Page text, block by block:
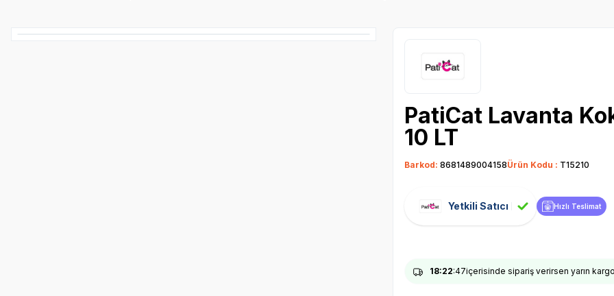
PatiCat Lavanta
10 LT
Barkod: 8681489004158Ürün Kodu : T15210
Yetkili Satıcı Hızlı Teslimat
18:22:46içerisinde sipariş verirsen yarın